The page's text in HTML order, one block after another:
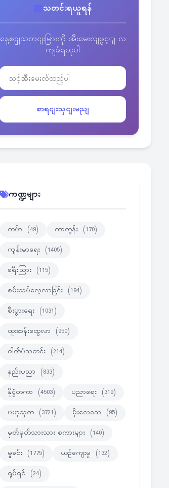
သတင်းရယူရန်
နေ့စဥျသတငျးမြားကို အီးမေးလျဖွင့ျ လ
ကျခံရယူပါ
စာရငျးသှငျးမညျ
ကဏ္ဍများ
ကဗ်ာ (49) ကာတွန်း (170)
ကျန်းမာရေး (1405)
ခရီးသြား (115)
စမ်းသပ်လေ့လာခြင်း (194)
စီးပွားရေး (1031)
ထူးဆန်းထွေလာ (950)
ဓါတ်ပုံသတင်း (214)
နည်းပညာ (833)
နိုင္ငံတကာ (4503) ပညာရေး (319)
ဗဟုသုတ (3721) မိုးလေဝသ (95)
မှတ်မှတ်သားသား စကားများ (140)
မှုခင်း (1775) ယဉ်ကျေးမှု (132)
ရုပ်ရှင် (24)